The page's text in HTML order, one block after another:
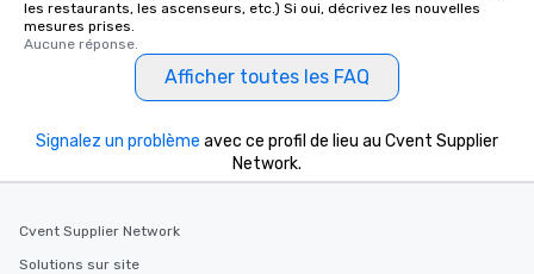
les restaurants, les ascenseurs, etc.) Si oui, décrivez les nouvelles
mesures prises.
Aucune réponse.
Afficher toutes les FAQ
Signalez un problème avec ce profil de lieu au Cvent Supplier
Network.
Cvent Supplier Network
Solutions sur site